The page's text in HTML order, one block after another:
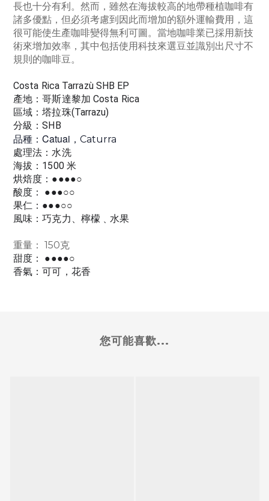
長也十分有利。然而，雖然在海拔較高的地帶種植咖啡有
諸多優點，但必須考慮到因此而增加的額外運輸費用，這
很可能使生產咖啡變得無利可圖。當地咖啡業已採用新技
術來增加效率，其中包括使用科技來選豆並識別出尺寸不
規則的咖啡豆。
Costa Rica Tarrazù SHB EP
產地：哥斯達黎加 Costa Rica
區域：塔拉珠(Tarrazu)
分級：SHB
品種：Catuai，Caturra
處理法：水洗
海拔：1500 米
烘焙度：●●●●○
酸度： ●●●○○
果仁：●●●○○
風味：巧克力、檸檬﹑水果
重量： 150克
甜度： ●●●●○
香氣：可可，花香
您可能喜歡...